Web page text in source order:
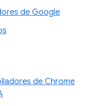
de Google
de Chrome